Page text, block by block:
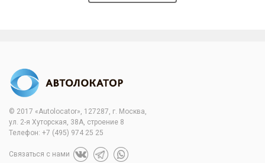
© 2017 «Autolocator», 127287, г. Москва,
ул. 2-я Хуторская, 38А, строение 8
Телефон: +7 (495) 974 25 25
Связаться с нами